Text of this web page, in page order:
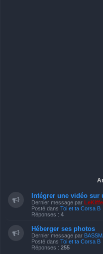
Intégrer une vidéo sur
Dernier message par
Posté dans Toi et ta Corsa B
Réponses : 4
Héberger ses photos
Dernier message par
Posté dans Toi et ta Corsa B
Réponses : 255